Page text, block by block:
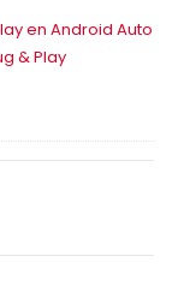
en Android Auto
& Play